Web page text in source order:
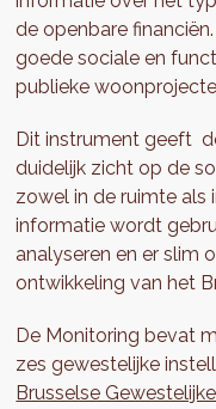
de openbare
goede sociale en
publieke
Dit instrument geeft
duidelijk zicht op de
zowel in de ruimte als
informatie wordt
analyseren en er slim
ontwikkeling van het
De Monitoring bevat
zes gewestelijke
Brusselse